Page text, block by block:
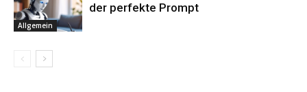
Allgemein
der perfekte Prompt